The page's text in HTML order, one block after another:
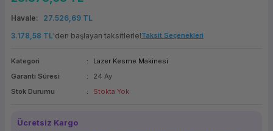
Panel PC
(Firewall)
Bileşenleri
Makinesi
Makinesi
Yedekleme
Havale
27.526,69 TL
3.178,58 TL'den başlayan taksitlerle!Taksit Seçenekleri
Kategori
Lazer Kesme Makinesi
Garanti Süresi
24 Ay
Stok Durumu
Stokta Yok
Ücretsiz Kargo